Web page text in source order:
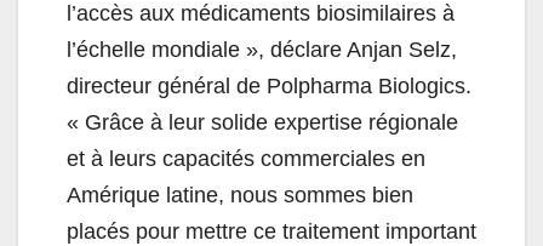
l’accès aux médicaments biosimilaires à
l’échelle mondiale », déclare Anjan Selz,
directeur général de Polpharma Biologics.
« Grâce à leur solide expertise régionale
et à leurs capacités commerciales en
Amérique latine, nous sommes bien
placés pour mettre ce traitement important